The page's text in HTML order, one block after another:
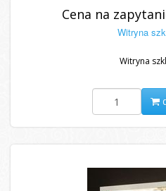
Cena na
Witryna
Witryna